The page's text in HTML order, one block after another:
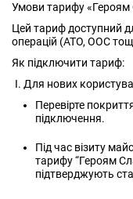
Умови тарифу «Героям
Цей тариф доступний
операцій (АТО, ООС
Як підключити тариф:
Для нових
Перевірте
підключення.
Під час візиту
тарифу “Героям
підтверджують